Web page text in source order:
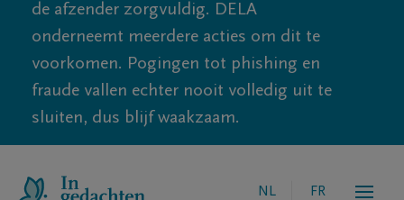
de afzender zorgvuldig. DELA
onderneemt meerdere acties om dit te
voorkomen. Pogingen tot phishing en
fraude vallen echter nooit volledig uit te
sluiten, dus blijf waakzaam.
NL FR